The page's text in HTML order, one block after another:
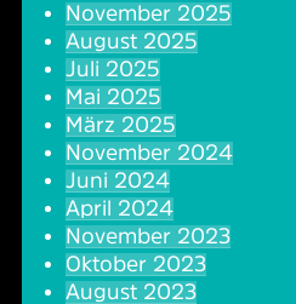
Party
Theater & Musical
Vorträge & Lesungen
Kafé Klinker
Barrierefreiheit
Über Lohr a.Main
FAQ – Fragen & Antworten
Kontakt
Downloads
Geschichte
Jobs
Ansprechpartner
November 2025
August 2025
Juli 2025
Mai 2025
März 2025
November 2024
Juni 2024
April 2024
November 2023
Oktober 2023
August 2023